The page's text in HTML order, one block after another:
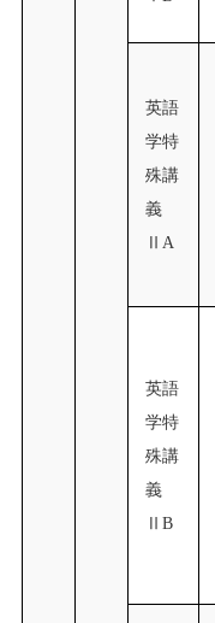
英語
学特
殊講
義
ⅡA
英語
学特
殊講
義
ⅡB